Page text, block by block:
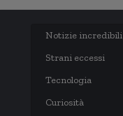
Notizie incredibili
Strani eccessi
Tecnologia
Curiosità